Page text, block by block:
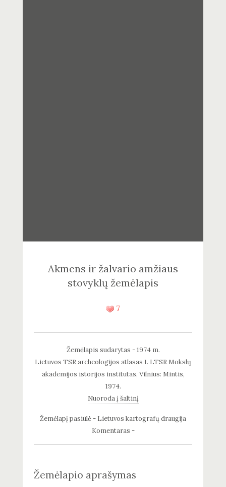
Akmens ir žalvario amžiaus
stovyklų žemėlapis
7
Žemėlapis sudarytas - 1974 m.
Lietuvos TSR archeologijos atlasas I. LTSR Mokslų
akademijos istorijos institutas, Vilnius: Mintis,
1974.
Nuoroda į šaltinį
Žemėlapį pasiūlė - Lietuvos kartografų draugija
Komentaras -
Žemėlapio aprašymas